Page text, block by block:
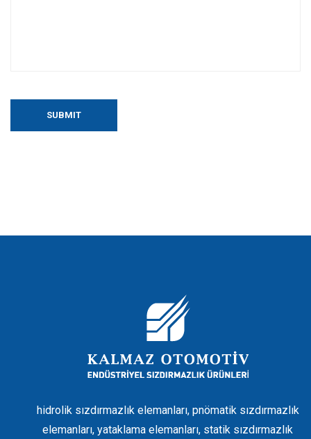
SUBMIT
hidrolik sızdırmazlık elemanları, pnömatik sızdırmazlık
elemanları, yataklama elemanları, statik sızdırmazlık